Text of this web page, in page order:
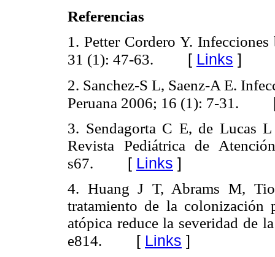
Referencias
1. Petter Cordero Y.
31 (1): 47-63. [ Links ]
2. Sanchez-S L, Saenz-A E.
Peruana 2006; 16 (1): 7-31.
3. Sendagorta C E, de Lucas
Revista Pediátrica de
s67. [ Links ]
4. Huang J T, Abrams M,
tratamiento de la colonización
atópica reduce la severidad de
e814. [ Links ]